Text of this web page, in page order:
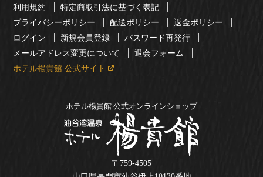
ホテル楊貴館 公式オンラインショップ
〒759-4505
利用規約
特定商取引法に基づく表記
プライバシーポリシー
配送ポリシー
返金ポリシー
ログイン
新規会員登録
パスワード再発行
メールアドレス変更について
退会フォーム
ホテル楊貴館 公式サイト